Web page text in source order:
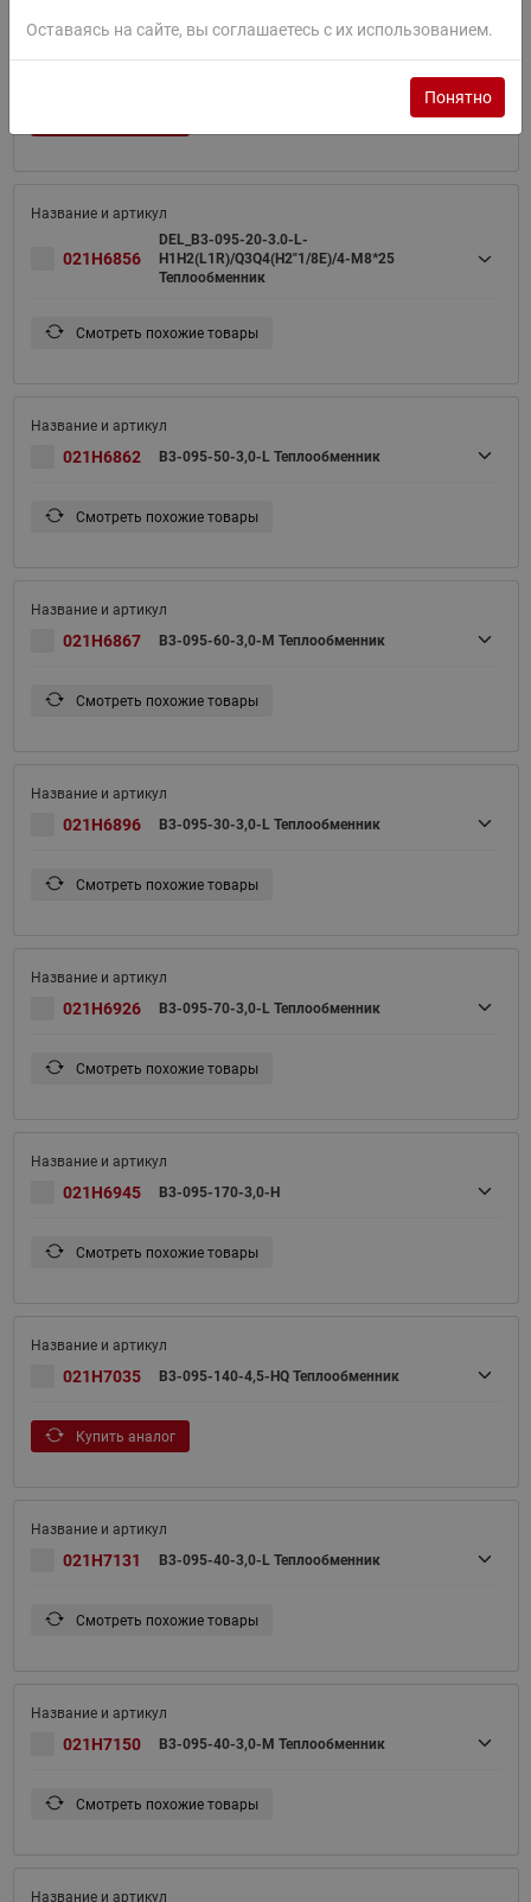
021H6832 B3-095-140-3,0-HQ
021H6856
DEL_B3-095-20-3.0-L-
H1H2(L1R)/Q3Q4(H2"1/8E)/4-M8*25
Теплообменник
Смотреть похожие товары
021H6862 B3-095-50-3,0-L Теплообменник
Смотреть похожие товары
021H6867 B3-095-60-3,0-M Теплообменник
Смотреть похожие товары
021H6896 B3-095-30-3,0-L Теплообменник
Смотреть похожие товары
021H6926 B3-095-70-3,0-L Теплообменник
Смотреть похожие товары
021H6945 B3-095-170-3,0-H
Смотреть похожие товары
021H7035 B3-095-140-4,5-HQ Теплообменник
Купить аналог
021H7131 B3-095-40-3,0-L Теплообменник
Смотреть похожие товары
021H7150 B3-095-40-3,0-M Теплообменник
Смотреть похожие товары
Оставаясь на сайте, вы соглашаетесь с их использованием.
Понятно